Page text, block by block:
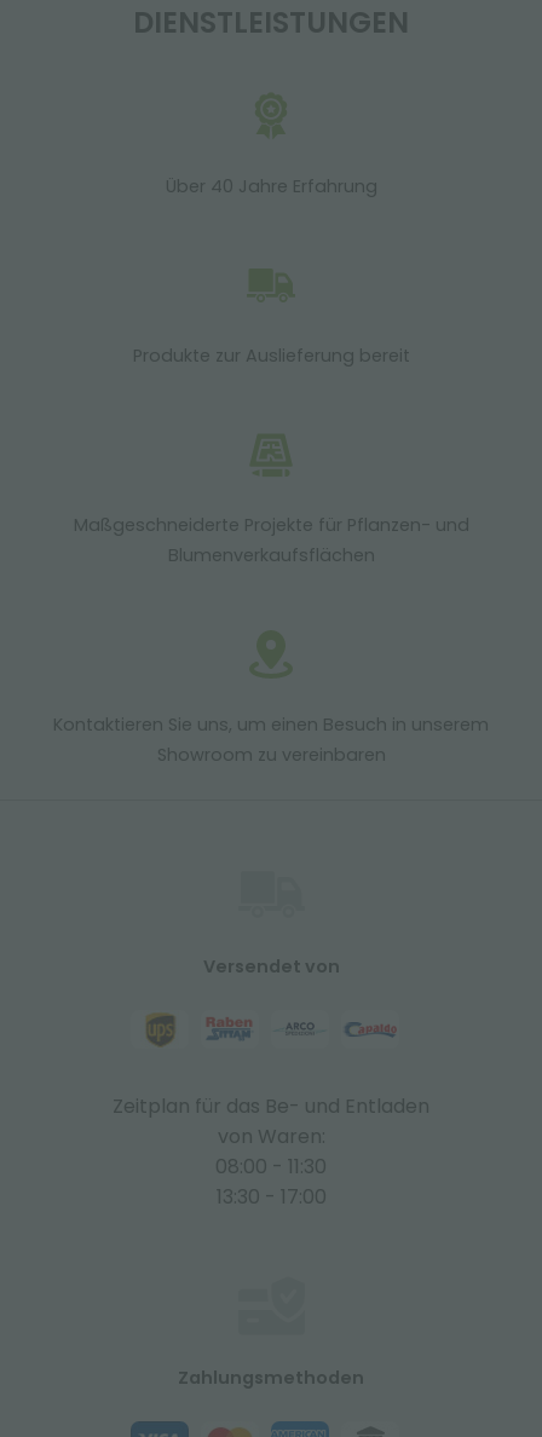
DIENSTLEISTUNGEN
Über 40 Jahre Erfahrung
Produkte zur Auslieferung bereit
Maßgeschneiderte Projekte für Pflanzen- und
Blumenverkaufsflächen
Kontaktieren Sie uns, um einen Besuch in unserem
Showroom zu vereinbaren
Versendet von
Zeitplan für das Be- und Entladen
von Waren:
08:00 - 11:30
13:30 - 17:00
Zahlungsmethoden